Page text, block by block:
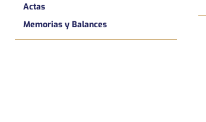
Actas
Memorias y Balances